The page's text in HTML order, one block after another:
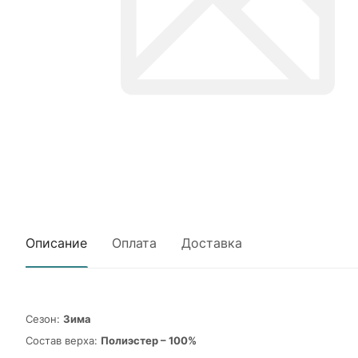
Описание Оплата Доставка
Сезон: Зима
Состав верха: Полиэстер – 100%